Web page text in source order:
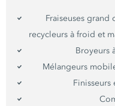
Fraiseuses grand
recycleurs à froid et
Broyeurs
Mélangeurs
Finisseurs